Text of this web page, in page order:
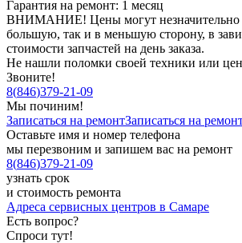
Гарантия на ремонт: 1 месяц
ВНИМАНИЕ! Цены могут незначительно
большую, так и в меньшую сторону, в
стоимости запчастей на день заказа.
Не нашли поломки своей техники или
Звоните!
8(846)379-21-09
Мы починим!
Записаться на ремонтЗаписаться на
Оставьте имя и номер телефона
мы перезвоним и запишем вас на ремонт
8(846)379-21-09
узнать срок
и стоимость ремонта
Адреса сервисных центров в Самаре
Есть вопрос?
Спроси тут!